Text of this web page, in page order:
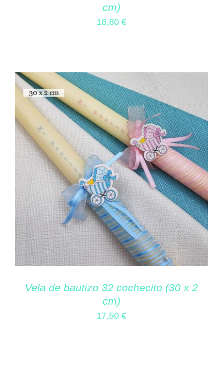
cm)
18,80 €
Vela de bautizo 32 cochecito (30 x 2
cm)
17,50 €